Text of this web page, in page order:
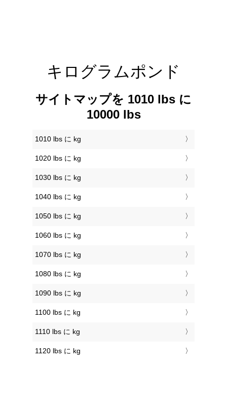
キログラムポンド
サイトマップを 1010 lbs に
10000 lbs
1010 lbs に kg
1020 lbs に kg
1030 lbs に kg
1040 lbs に kg
1050 lbs に kg
1060 lbs に kg
1070 lbs に kg
1080 lbs に kg
1090 lbs に kg
1100 lbs に kg
1110 lbs に kg
1120 lbs に kg